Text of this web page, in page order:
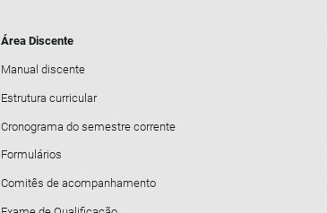
Área Discente
Manual discente
Estrutura curricular
Cronograma do semestre corrente
Formulários
Comitês de acompanhamento